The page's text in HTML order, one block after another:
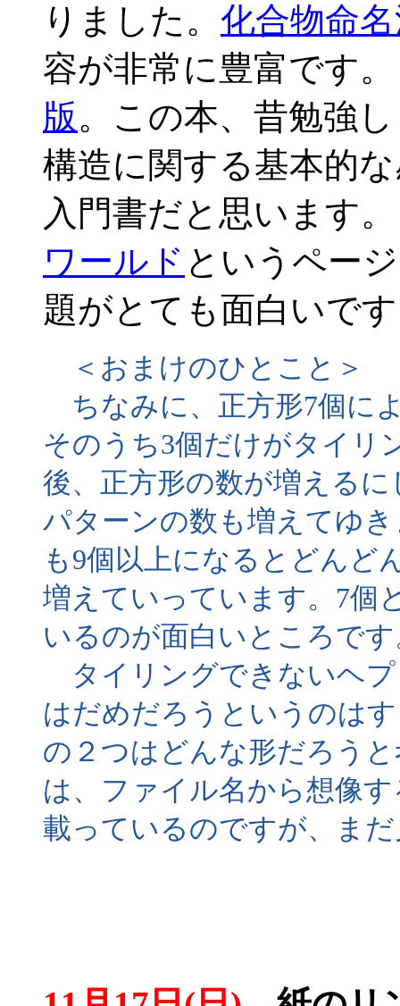
りました。 化合物命
容が非常に豊富です
版。この本、昔勉強
構造に関する基本的
入門書だと思います
ワールド というペー
題がとても面白いで
＜おまけのひとこと＞
ちなみに、正方形7個に
そのうち3個だけがタイリ
後、正方形の数が増える
パターンの数も増えてゆ
も9個以上になるとどんど
増えていっています。7個
いるのが面白いところで
タイリングできないヘプ
はだめだろうというのは
の２つはどんな形だろう
は、ファイル名から想像
載っているのですが、ま